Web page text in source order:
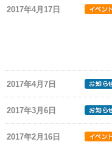
2017年4月17日
2017年4月7日
2017年3月6日
2017年2月16日